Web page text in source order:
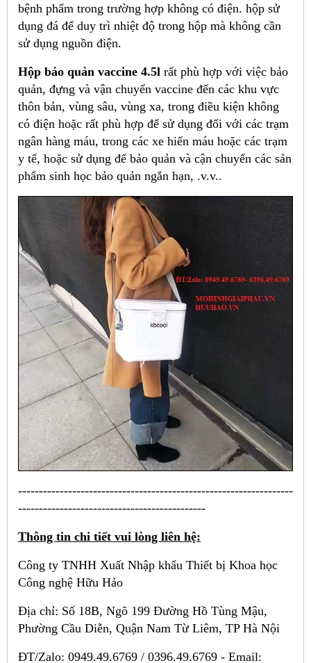
bệnh phẩm trong trường hợp không có điện. hộp sử
dụng đá để duy trì nhiệt độ trong hộp mà không cần
sử dụng nguồn điện.
Hộp bảo quản vaccine 4.5l rất phù hợp với việc bảo
quản, đựng và vận chuyển vaccine đến các khu vực
thôn bản, vùng sâu, vùng xa, trong điều kiện không
có điện hoặc rất phù hợp để sử dụng đối với các trạm
ngân hàng máu, trong các xe hiến máu hoặc các trạm
y tế, hoặc sử dụng để bảo quản và cận chuyển các sản
phẩm sinh học bảo quản ngắn hạn, .v.v..
------------------------------------------------------------------
---------------------------------------------
Thông tin chi tiết vui lòng liên hệ:
Công ty TNHH Xuất Nhập khẩu Thiết bị Khoa học
Công nghệ Hữu Hảo
Địa chỉ: Số 18B, Ngõ 199 Đường Hồ Tùng Mậu,
Phường Cầu Diễn, Quận Nam Từ Liêm, TP Hà Nội
ĐT/Zalo: 0949.49.6769 / 0396.49.6769 - Email: